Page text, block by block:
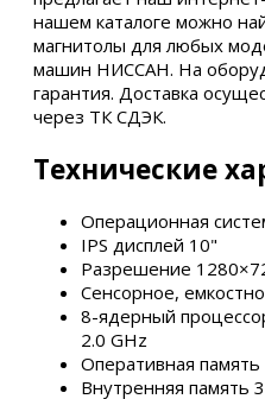
нашем каталоге можно
магнитолы для любых
машин НИССАН. На
гарантия. Доставка
через ТК СДЭК.
Технические
Операционная
IPS дисплей 10"
Разрешение
Сенсорное,
8-ядерный
2.0 GHz
Оперативная память
Внутренняя память